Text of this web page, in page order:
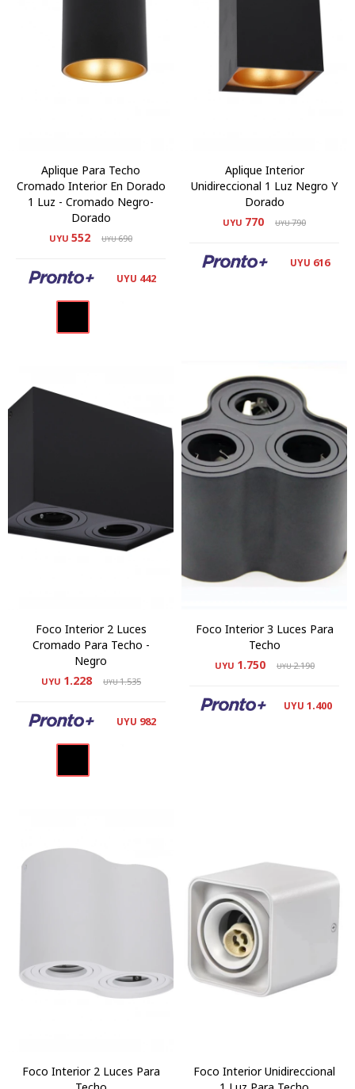
Aplique Para Techo
Cromado Interior En Dorado
1 Luz - Cromado Negro-
Dorado
UYU 552 UYU690
UYU 442
Aplique Interior
Unidireccional 1 Luz Negro Y
Dorado
UYU 770 UYU790
UYU 616
Foco Interior 2 Luces
Cromado Para Techo -
Negro
UYU 1.228 UYU1.535
UYU 982
Foco Interior 3 Luces Para
Techo
UYU 1.750 UYU2.190
UYU 1.400
Foco Interior 2 Luces Para
Foco Interior Unidireccional